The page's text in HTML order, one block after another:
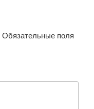
Обязательные поля